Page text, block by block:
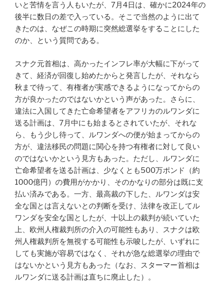
いと苦情を言う人もいたが、7月4日は、確かに2024年の
後半に数日の差で入っている。そこで当然のように出て
きたのは、なぜこの時期に突然総選挙をすることにした
のか、という質問である。
スナク元首相は、高かったインフレ率が大幅に下がって
きて、経済が回復し始めたからと発言したが、それなら
秋まで待って、有権者が実感できるようになってからの
方が良かったのではないかという声があった。さらに、
違法に入国してきた亡命希望者をアフリカのルワンダに
送る計画は、7月中にも始まるとされていたが、それな
ら、もう少し待って、ルワンダへの便が始まってからの
方が、違法移民の問題に関心を持つ有権者に対して良い
のではないかという見方もあった。ただし、ルワンダに
亡命希望者を送る計画は、少なくとも500万ポンド（約
1000億円）の費用がかかり、そのかなりの部分は既に支
払い済みである。一方、最高裁の下した、ルワンダは安
全な国とは言えないとの判断を受け、法律を改正してル
ワンダを安全な国としたが、十以上の裁判が続いていた
上、欧州人権裁判所の介入の可能性もあり、スナクは欧
州人権裁判所を無視する可能性も示唆したが、いずれに
しても実施が容易ではなく、それが急な総選挙の理由で
はないかという見方もあった（なお、スターマー首相は
ルワンダに送る計画は直ちに廃止した）。